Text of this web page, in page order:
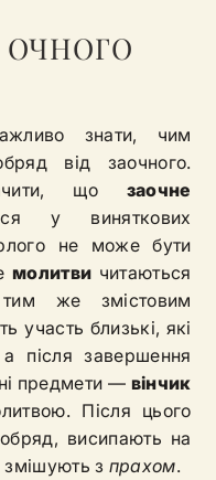
ОЧНОГО
знати, чим
від заочного.
що заочне
у виняткових
не може бути
молитви читаються
же змістовим
участь близькі, які
після завершення
предмети — вінчик
Після цього
висипають на
змішують з прахом.